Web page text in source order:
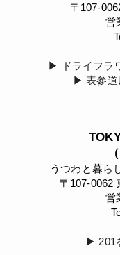
〒107-
営
▶︎ ドライフラ
▶︎ 表参道
うつわと暮ら
〒107-0062
営
▶︎ 201